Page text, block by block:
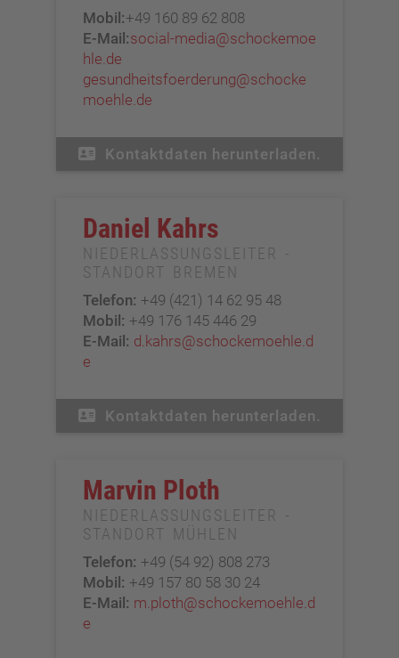
Mobil:+49 160 89 62 808
E-Mail:social-media@schockemoe
hle.de
gesundheitsfoerderung@schocke
moehle.de
Kontaktdaten herunterladen.
Daniel Kahrs
NIEDERLASSUNGSLEITER -
STANDORT BREMEN
Telefon: +49 (421) 14 62 95 48
Mobil: +49 176 145 446 29
E-Mail: d.kahrs@schockemoehle.d
e
Kontaktdaten herunterladen.
Marvin Ploth
NIEDERLASSUNGSLEITER -
STANDORT MÜHLEN
Telefon: +49 (54 92) 808 273
Mobil: +49 157 80 58 30 24
E-Mail: m.ploth@schockemoehle.d
e